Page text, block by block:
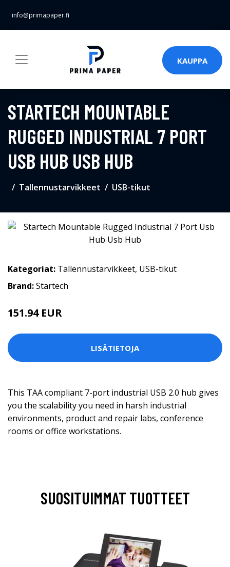
info@primapaper.fi
KAUPPA
STARTECH MOUNTABLE
RUGGED INDUSTRIAL 7 PORT
USB HUB USB HUB
Tallennustarvikkeet USB-tikut
Kategoriat: Tallennustarvikkeet, USB-tikut
Brand:Startech
151.94 EUR
LISÄTIETOJA
This TAA compliant 7-port industrial USB 2.0 hub gives
you the scalability you need in harsh industrial
environments, product and repair labs, conference
rooms or office workstations.
SUOSITUIMMAT TUOTTEET